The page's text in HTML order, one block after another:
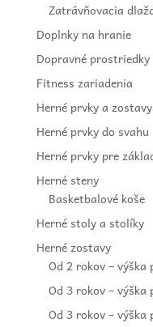
Zatrávňovacia
Doplnky na hranie
Dopravné prostriedky
Fitness zariadenia
Herné prvky a
Herné prvky do svahu
Herné prvky pre
Herné steny
Basketbalové koše
Herné stoly a stolíky
Herné zostavy
Od 2 rokov – výška
Od 3 rokov – výška
Od 3 rokov – výška